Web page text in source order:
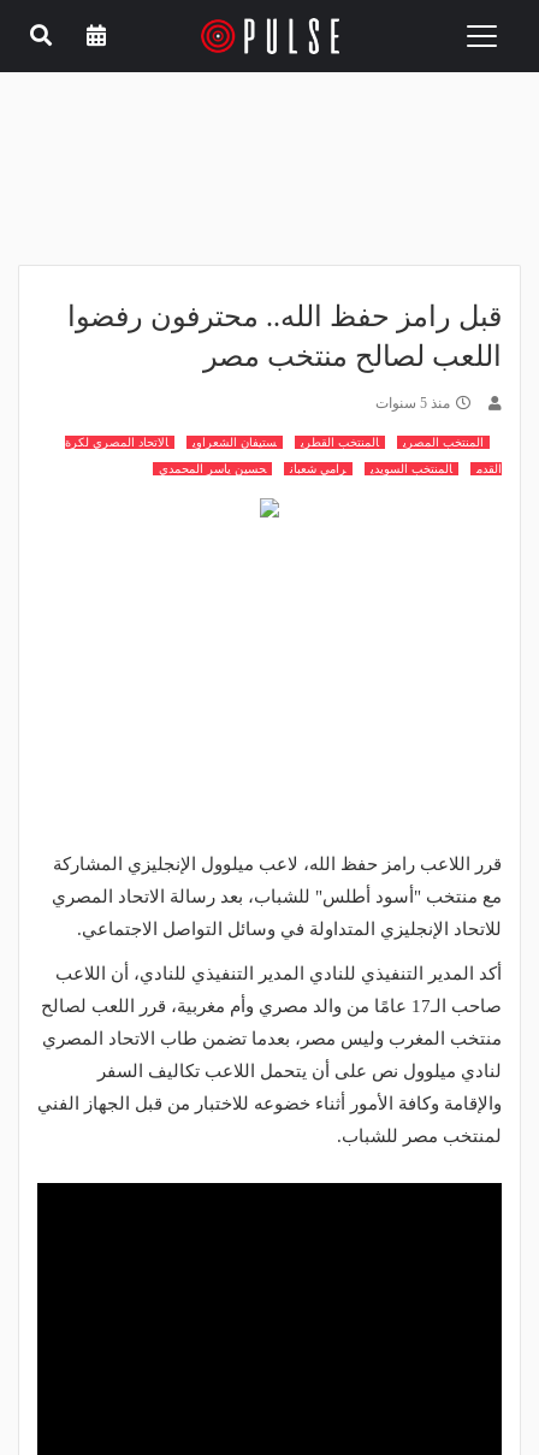
Toggle
قبل رامز حفظ الله.. محترفون رفضوا
اللعب لصالح منتخب مصر
منذ 5 سنوات
المنتخب المصري المنتخب القطري ستيفان الشعراوي
الاتحاد المصري لكرة
القدم
المنتخب السويدي رامي شعبان حسين ياسر المحمدي
قرر اللاعب رامز حفظ الله، لاعب ميلوول الإنجليزي المشاركة
مع منتخب "أسود أطلس" للشباب، بعد رسالة الاتحاد المصري
للاتحاد الإنجليزي المتداولة في وسائل التواصل الاجتماعي.
أكد المدير التنفيذي للنادي المدير التنفيذي للنادي، أن اللاعب
صاحب الـ17 عامًا من والد مصري وأم مغربية، قرر اللعب لصالح
منتخب المغرب وليس مصر، بعدما تضمن طاب الاتحاد المصري
لنادي ميلوول نص على أن يتحمل اللاعب تكاليف السفر
والإقامة وكافة الأمور أثناء خضوعه للاختبار من قبل الجهاز الفني
لمنتخب مصر للشباب.